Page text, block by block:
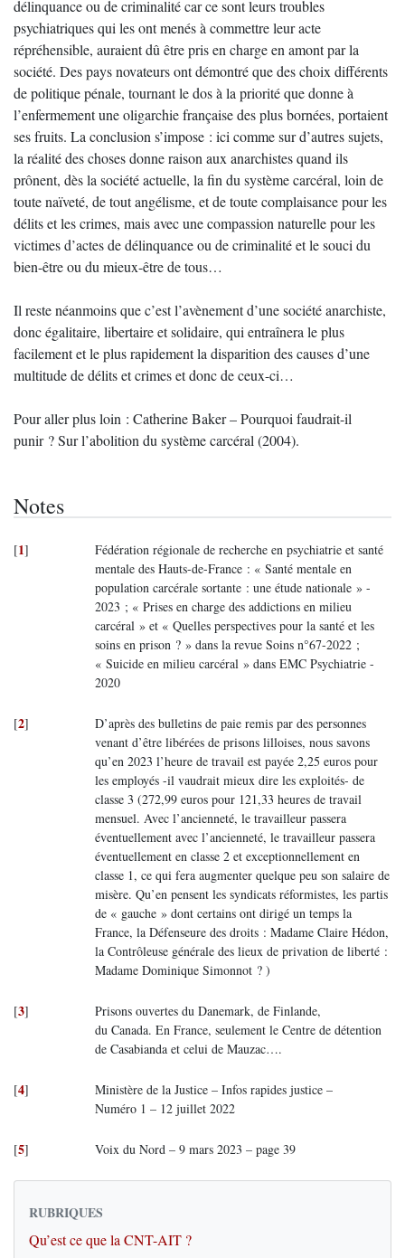
délinquance ou de criminalité car ce sont leurs troubles
psychiatriques qui les ont menés à commettre leur acte
répréhensible, auraient dû être pris en charge en amont par la
société. Des pays novateurs ont démontré que des choix différents
de politique pénale, tournant le dos à la priorité que donne à
l’enfermement une oligarchie française des plus bornées, portaient
ses fruits. La conclusion s’impose : ici comme sur d’autres sujets,
la réalité des choses donne raison aux anarchistes quand ils
prônent, dès la société actuelle, la fin du système carcéral, loin de
toute naïveté, de tout angélisme, et de toute complaisance pour les
délits et les crimes, mais avec une compassion naturelle pour les
victimes d’actes de délinquance ou de criminalité et le souci du
bien-être ou du mieux-être de tous…
Il reste néanmoins que c’est l’avènement d’une société anarchiste,
donc égalitaire, libertaire et solidaire, qui entraînera le plus
facilement et le plus rapidement la disparition des causes d’une
multitude de délits et crimes et donc de ceux-ci…
Pour aller plus loin : Catherine Baker – Pourquoi faudrait-il
punir ? Sur l’abolition du système carcéral (2004).
Notes
[1]
Fédération régionale de recherche en psychiatrie et santé
mentale des Hauts-de-France : « Santé mentale en
population carcérale sortante : une étude nationale » -
2023 ; « Prises en charge des addictions en milieu
carcéral » et « Quelles perspectives pour la santé et les
soins en prison ? » dans la revue Soins n°67-2022 ;
« Suicide en milieu carcéral » dans EMC Psychiatrie -
2020
[2]
D’après des bulletins de paie remis par des personnes
venant d’être libérées de prisons lilloises, nous savons
qu’en 2023 l’heure de travail est payée 2,25 euros pour
les employés -il vaudrait mieux dire les exploités- de
classe 3 (272,99 euros pour 121,33 heures de travail
mensuel. Avec l’ancienneté, le travailleur passera
éventuellement avec l’ancienneté, le travailleur passera
éventuellement en classe 2 et exceptionnellement en
classe 1, ce qui fera augmenter quelque peu son salaire de
misère. Qu’en pensent les syndicats réformistes, les partis
de « gauche » dont certains ont dirigé un temps la
France, la Défenseure des droits : Madame Claire Hédon,
la Contrôleuse générale des lieux de privation de liberté :
Madame Dominique Simonnot ? )
[3]
Prisons ouvertes du Danemark, de Finlande,
du Canada. En France, seulement le Centre de détention
de Casabianda et celui de Mauzac….
[4]
Ministère de la Justice – Infos rapides justice –
Numéro 1 – 12 juillet 2022
[5] Voix du Nord – 9 mars 2023 – page 39
RUBRIQUES
Qu’est ce que la CNT-AIT ?